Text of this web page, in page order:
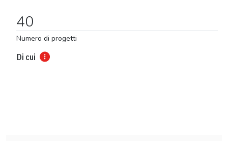
40
Numero di progetti
Di cui